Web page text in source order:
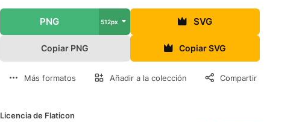
PNG 512px SVG
Copiar PNG Copiar SVG
Más formatos Añadir a la colección Compartir
Licencia de Flaticon